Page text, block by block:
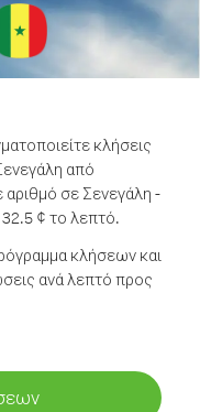
κλήσεις
από
σε Σενεγάλη -
¢ το λεπτό.
κλήσεων και
ανά λεπτό προς